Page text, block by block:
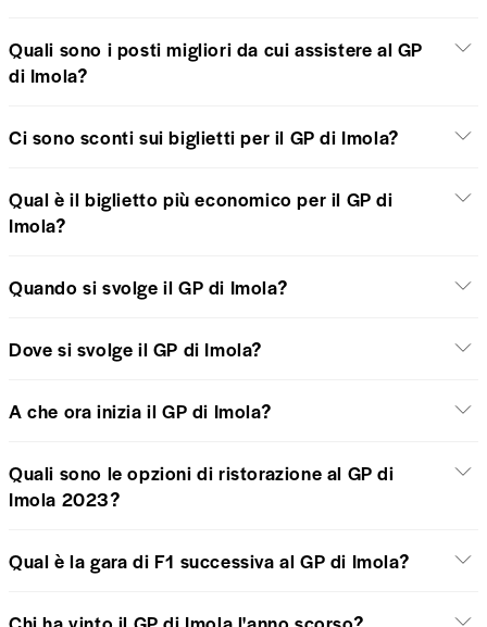
Quali sono i posti migliori da cui assistere al GP
di Imola?
Ci sono sconti sui biglietti per il GP di Imola?
Qual è il biglietto più economico per il GP di
Imola?
Quando si svolge il GP di Imola?
Dove si svolge il GP di Imola?
A che ora inizia il GP di Imola?
Quali sono le opzioni di ristorazione al GP di
Imola 2023?
Qual è la gara di F1 successiva al GP di Imola?